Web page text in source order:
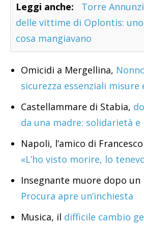
Leggi anche:
Torre
delle vittime di Oplontis:
cosa mangiavano
Omicidi a Mergellina,
sicurezza essenziali misure
Castellammare di Stabia,
da una madre: solidarietà e
Napoli, l’amico di
«L’ho visto morire, lo
Insegnante muore dopo
Procura apre un’inchiesta
Musica, il difficile cambio